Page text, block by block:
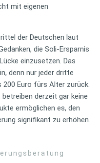
mit eigenen
der Deutschen laut
die Soli-Ersparnis
einzusetzen. Das
denn nur jeder dritte
Euro fürs Alter zurück.
betreiben derzeit gar keine
ermöglichen es, den
signifikant zu erhöhen.